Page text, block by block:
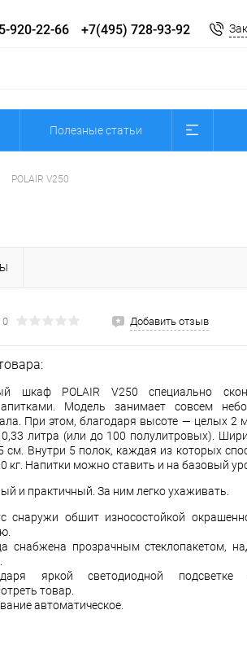
920-22-66 +7(495) 728-93-92
Полезные статьи
POLAIR V250
0 Добавить отзыв
шкаф POLAIR V250 специально
Модель занимает совсем
При этом, благодаря высоте — целых 2
литра (или до 100 полулитровых).
см. Внутри 5 полок, каждая из которых
кг. Напитки можно ставить и на базовый
и практичный. За ним легко ухаживать.
снаружи обшит износостойкой
снабжена прозрачным стеклопакетом,
яркой светодиодной
товар.
автоматическое.